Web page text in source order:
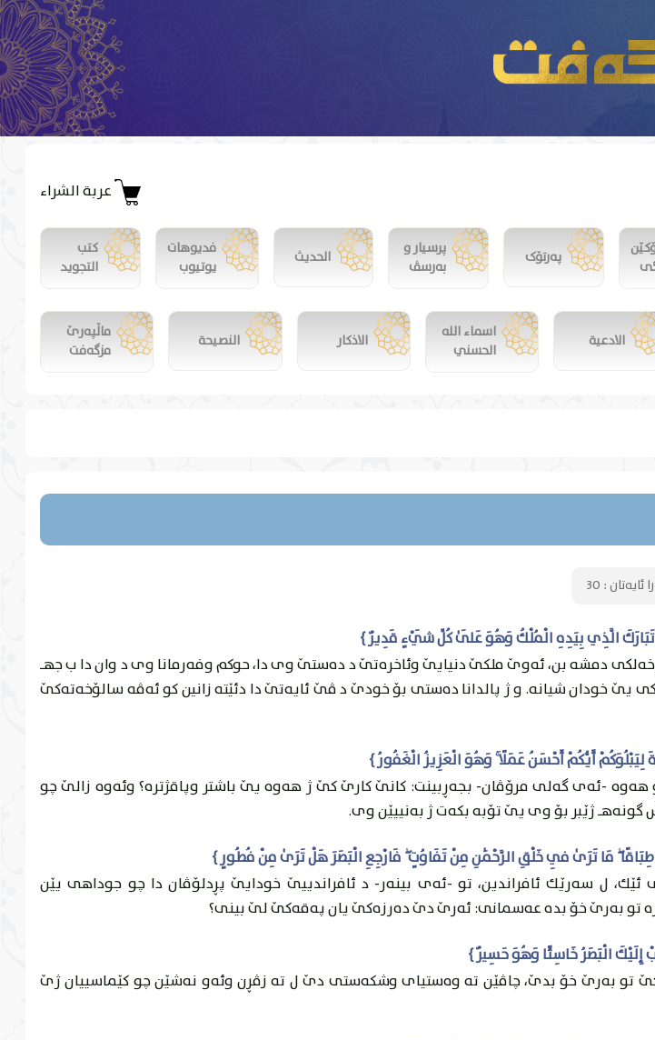
عربة الشراء
پەرتۆک
پرسیار و
بەرسڤ
الحديث
فديوهات
يوتيوب
كتب
التجويد
الادعية
اسماء الله
الحسني
الاذكار النصيحة
ماڵپەرێ
مزگەفت
ئایەتان : 30
دمشه‌ بن، ئه‌وێ ملكێ دنيايێ وئاخره‌تێ د ده‌ستێ وى دا، حوكم وفه‌رمانا وى د وان دا ب جهـ
يێ خودان شيانه‌. و ژ پالدانا ده‌ستى بۆ خودێ د ڤێ ئايه‌تێ دا دئێته‌ زانين كو ئه‌ڤه‌ سالۆخه‌ته‌كێ
هه‌وه‌ -ئه‌ى گه‌لی مرۆڤان- بجه‌ڕبينت: كانێ كارێ كێ ژ هه‌وه‌ يێ باشتر وپاقژتره‌؟ وئه‌وه‌ زالێ چو
ژێبر بۆ وى يێ تۆبه‌ بكه‌ت ژ به‌نییێن وى.
ل سه‌رێك ئافراندين، تو -ئه‌ى بينه‌ر- د ئافراندییێ خودايێ پڕدلۆڤان دا چو جوداهى يێن
تو به‌رێ خۆ بده‌ عه‌سمانى: ئه‌رێ دێ ده‌رزه‌كێ يان په‌قه‌كێ لێ بينى؟
تو به‌رێ خۆ بدێ، چاڤێن ته‌ وه‌ستياى وشكه‌ستى دێ ل ته‌ زڤڕن وئه‌و نه‌شێن چو كێماسییان ژێ